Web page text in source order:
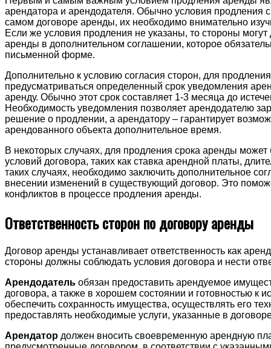
арендатора и арендодателя. Обычно условия продления
самом договоре аренды, их необходимо внимательно
Если же условия продления не указаны, то стороны
аренды в дополнительном соглашении, которое
письменной форме.
Дополнительно к условию согласия сторон, для
предусматриваться определенный срок уведомления
аренду. Обычно этот срок составляет 1-3 месяца до
Необходимость уведомления позволяет арендодателю
решение о продлении, а арендатору – гарантирует
арендованного объекта дополнительное время.
В некоторых случаях, для продления срока аренды
условий договора, таких как ставка арендной платы,
таких случаях, необходимо заключить дополнительное
внесении изменений в существующий договор. Это
конфликтов в процессе продления аренды.
Ответственность сторон по договору аренды
Договор аренды устанавливает ответственность как
стороны должны соблюдать условия договора и нести
Арендодатель обязан предоставить арендуемое
договора, а также в хорошем состоянии и готовностью к
обеспечить сохранность имущества, осуществлять его
предоставлять необходимые услуги, указанные в
Арендатор должен вносить своевременную арендную